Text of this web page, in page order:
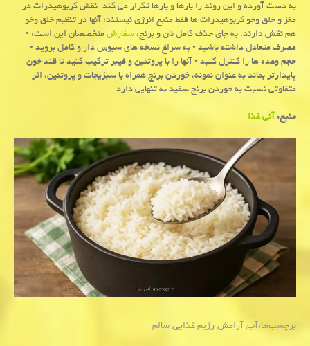
به دست آورده و این روند را بارها و بارها تکرار می کند. نقش کربوهیدرات در
مغز و خلق وخو کربوهیدرات ها فقط منبع انرژی نیستند؛ آنها در تنظیم خلق وخو
هم نقش دارند. به جای حذف کامل نان و برنج،سفارشمتخصصان این است: •
مصرف متعادل داشته باشید • به سراغ نسخه های سبوس دار و کامل بروید •
حجم وعده ها را کنترل کنید • آنها را با پروتئین و فیبر ترکیب کنید تا قند خون
پایدارتر بماند به عنوان نمونه، خوردن برنج همراه با سبزیجات و پروتئین، اثر
متفاوتی نسبت به خوردن برنج سفید به تنهایی دارد.
منبع:آنی غذا
برچسب‌ها:آب,آرامش,رژیم غذایی,سالم